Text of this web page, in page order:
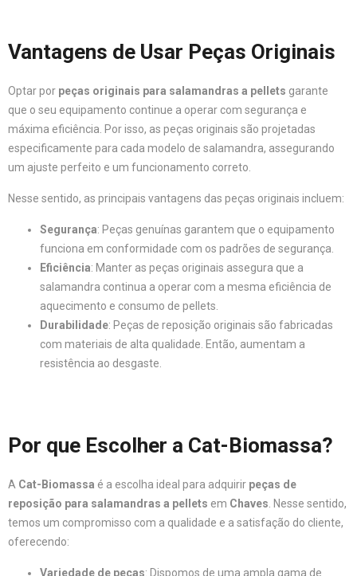
Vantagens de Usar Peças Originais
Optar por peças originais para salamandras a pellets garante
que o seu equipamento continue a operar com segurança e
máxima eficiência. Por isso, as peças originais são projetadas
especificamente para cada modelo de salamandra, assegurando
um ajuste perfeito e um funcionamento correto.
Nesse sentido, as principais vantagens das peças originais incluem:
Segurança: Peças genuínas garantem que o equipamento
funciona em conformidade com os padrões de segurança.
Eficiência: Manter as peças originais assegura que a
salamandra continua a operar com a mesma eficiência de
aquecimento e consumo de pellets.
Durabilidade: Peças de reposição originais são fabricadas
com materiais de alta qualidade. Então, aumentam a
resistência ao desgaste.
Por que Escolher a Cat-Biomassa?
A Cat-Biomassa é a escolha ideal para adquirir peças de
reposição para salamandras a pellets em Chaves . Nesse sentido,
temos um compromisso com a qualidade e a satisfação do cliente,
oferecendo:
Variedade de peças: Dispomos de uma ampla gama de